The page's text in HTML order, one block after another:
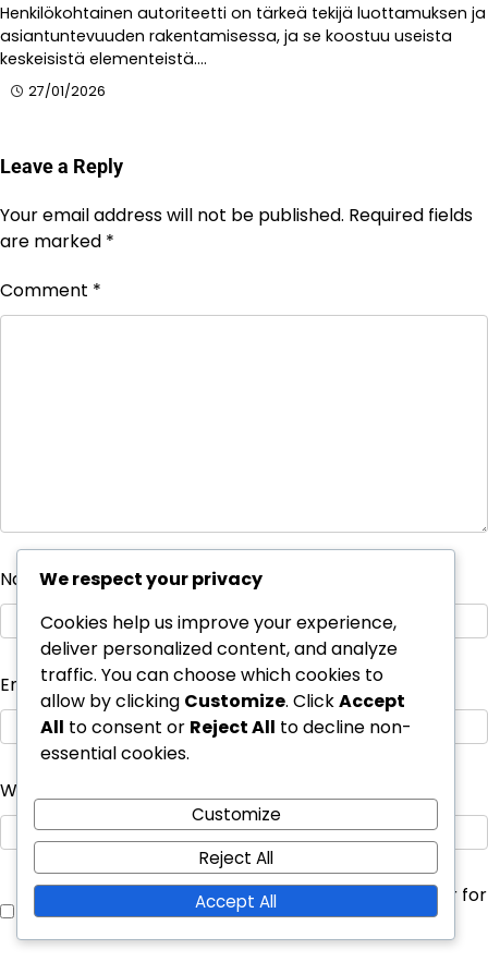
Henkilökohtainen autoriteetti on tärkeä tekijä luottamuksen ja
asiantuntevuuden rakentamisessa, ja se koostuu useista
keskeisistä elementeistä.…
27/01/2026
Leave a Reply
Your email address will not be published. Required fields
are marked *
Comment *
Name*
Email*
Website
Save my name, email, and website in this browser for
the next time I comment.
We respect your privacy
Cookies help us improve your experience,
deliver personalized content, and analyze
traffic. You can choose which cookies to
allow by clicking Customize. ClickAccept
All to consent or Reject All to decline non-
essential cookies.
Customize
Reject All
Accept All